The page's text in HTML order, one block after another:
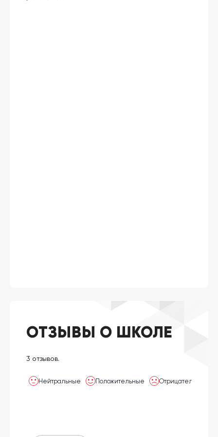
ОТЗЫВЫ О ШКОЛЕ
3 отзывов.
Нейтральные Положительные Отрицательные